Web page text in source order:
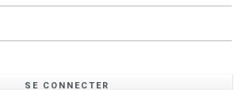
SE CONNECTER